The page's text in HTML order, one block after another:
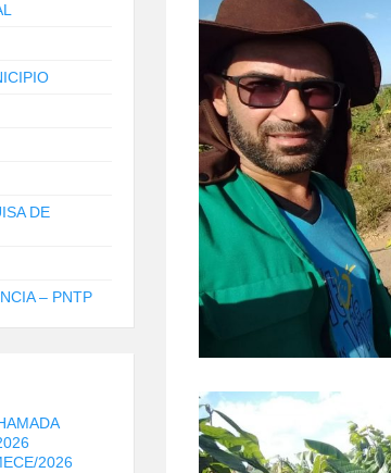
DE
– PNTP
2026